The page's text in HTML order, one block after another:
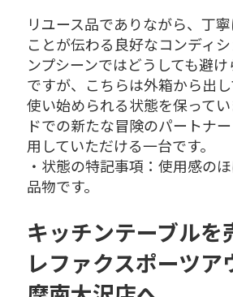
リユース品でありながら、丁
ことが伝わる良好なコンディ
ンプシーンではどうしても避
ですが、こちらは外箱から出
使い始められる状態を保って
ドでの新たな冒険のパートナ
用していただける一台です。
・状態の特記事項：使用感の
品物です。
キッチンテーブルを
レファクスポーツア